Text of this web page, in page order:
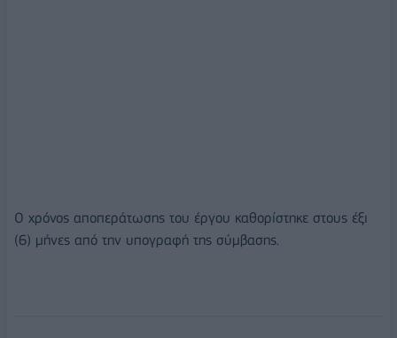
Ο χρόνος αποπεράτωσης του έργου καθορίστηκε στους έξι
(6) μήνες από την υπογραφή της σύμβασης.